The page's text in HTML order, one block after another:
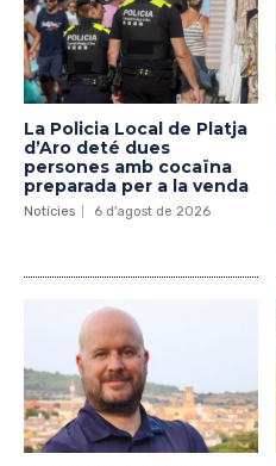
La Policia Local de Platja
d’Aro deté dues
persones amb cocaïna
preparada per a la venda
Notícies 6 d'agost de 2026